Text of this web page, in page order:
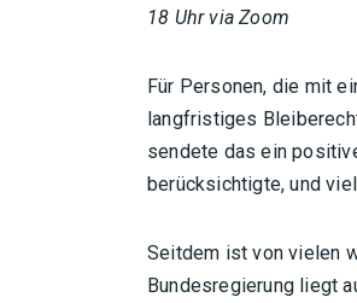
18 Uhr via Zoom
Für Personen, die mit
langfristiges
sendete das ein
berücksichtigte, und
Seitdem ist von vielen
Bundesregierung liegt